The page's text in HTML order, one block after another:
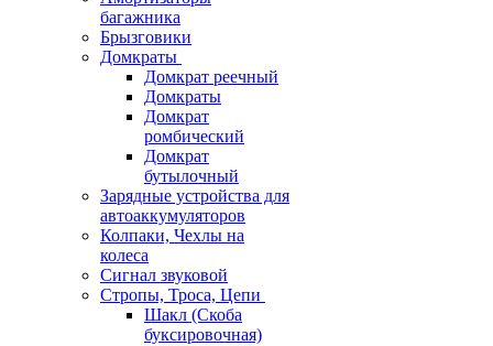
багажника
Брызговики
Домкраты
Домкрат реечный
Домкраты
Домкрат
ромбический
Домкрат
бутылочный
Зарядные устройства для
автоаккумуляторов
Колпаки, Чехлы на
колеса
Сигнал звуковой
Стропы, Троса, Цепи
Шакл (Скоба
буксировочная)